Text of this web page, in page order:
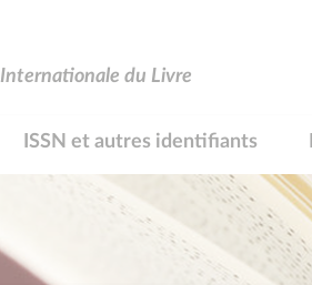
du Livre
ISSN et autres identifiants